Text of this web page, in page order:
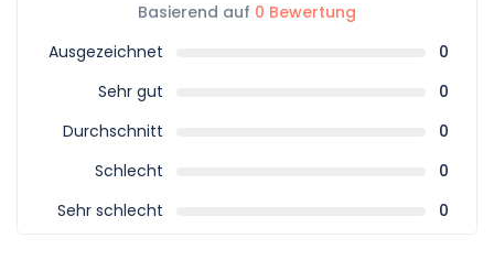
Basierend auf 0 Bewertung
Ausgezeichnet
0
Sehr gut
0
Durchschnitt
0
Schlecht
0
Sehr schlecht
0